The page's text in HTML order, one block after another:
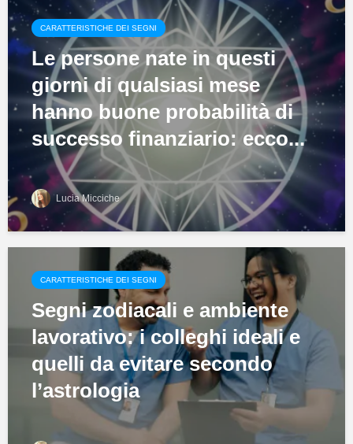
CARATTERISTICHE DEI SEGNI
Le persone nate in questi
giorni di qualsiasi mese
hanno buone probabilità di
successo finanziario: ecco...
Lucia Micciche
CARATTERISTICHE DEI SEGNI
Segni zodiacali e ambiente
lavorativo: i colleghi ideali e
quelli da evitare secondo
l’astrologia